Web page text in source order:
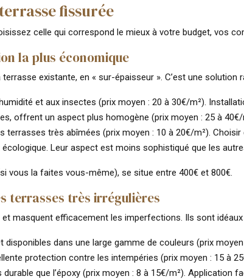
fissurée
celle qui correspond le mieux à votre budget, vos
la plus économique
existante, en « sur-épaisseur ». C’est une solution
et aux insectes (prix moyen : 20 à 30€/m²).
offrent un aspect plus homogène (prix moyen : 25 à
très abîmées (prix moyen : 10 à 20€/m²).
Leur aspect est moins sophistiqué que les
vous la faites vous-même), se situe entre 400€ et 800€.
terrasses très irrégulières
masquent efficacement les imperfections. Ils sont
dans une large gamme de couleurs (prix moyen
protection contre les intempéries (prix moyen : 15 à
que l’époxy (prix moyen : 8 à 15€/m²). Application